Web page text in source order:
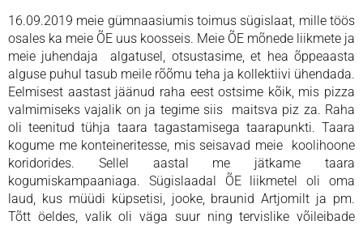
16.09.2019 meie gümnaasiumis toimus sügislaat, mille töös
osales ka meie ÕE uus koosseis. Meie ÕE mõnede liikmete ja
meie juhendaja algatusel, otsustasime, et hea õppeaasta
alguse puhul tasub meile rõõmu teha ja kollektiivi ühendada.
Eelmisest aastast jäänud raha eest ostsime kõik, mis pizza
valmimiseks vajalik on ja tegime siis maitsva piz za. Raha
oli teenitud tühja taara tagastamisega taarapunkti. Taara
kogume me konteineritesse, mis seisavad meie koolihoone
koridorides. Sellel aastal me jätkame taara
kogumiskampaaniaga. Sügislaadal ÕE liikmetel oli oma
laud, kus müüdi küpsetisi, jooke, braunid Artjomilt ja pm.
Tõtt öeldes, valik oli väga suur ning tervislike võileibade